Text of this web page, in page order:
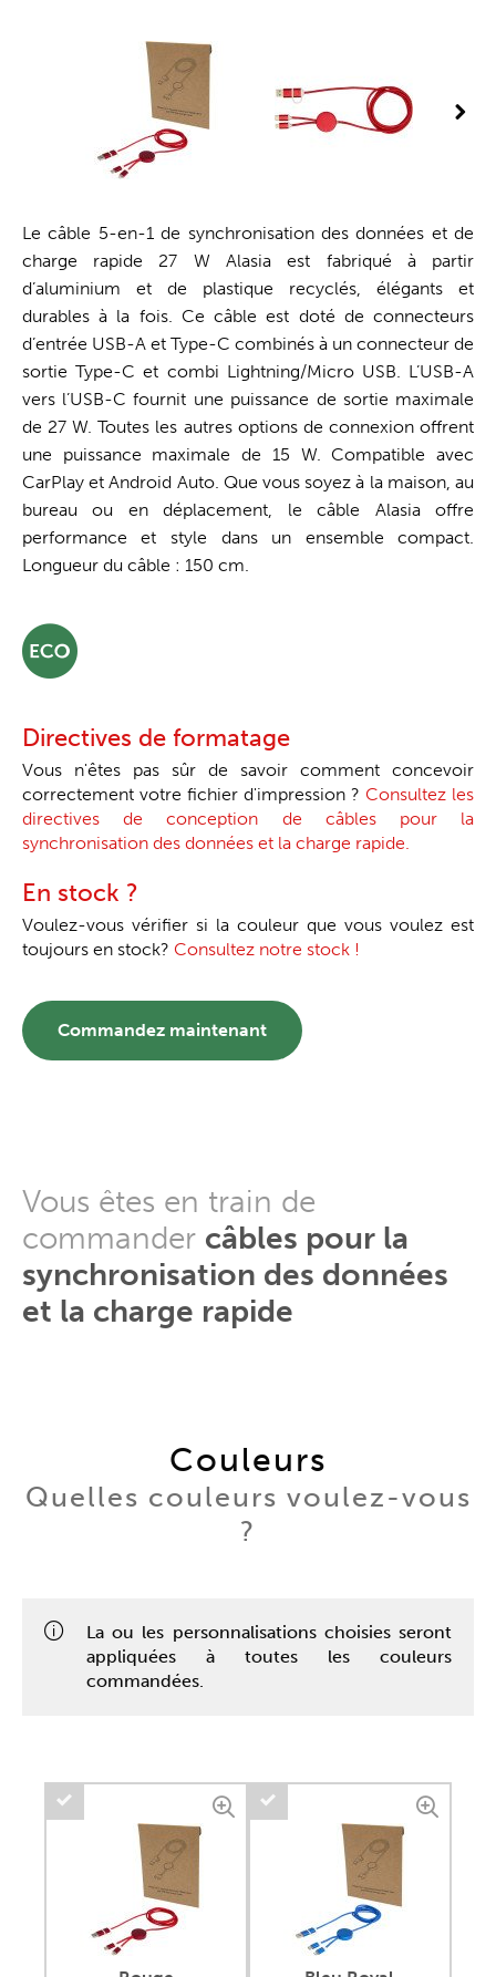
Le câble 5-en-1 de synchronisation des données et de
charge rapide 27 W Alasia est fabriqué à partir
d’aluminium et de plastique recyclés, élégants et
durables à la fois. Ce câble est doté de connecteurs
d’entrée USB-A et Type-C combinés à un connecteur de
sortie Type-C et combi Lightning/Micro USB. L’USB-A
vers l’USB-C fournit une puissance de sortie maximale
de 27 W. Toutes les autres options de connexion offrent
une puissance maximale de 15 W. Compatible avec
CarPlay et Android Auto. Que vous soyez à la maison, au
bureau ou en déplacement, le câble Alasia offre
performance et style dans un ensemble compact.
Longueur du câble : 150 cm.
Directives de formatage
Vous n'êtes pas sûr de savoir comment concevoir
correctement votre fichier d'impression ?Consultez les
directives de conception de câbles pour la
synchronisation des données et la charge rapide.
En stock ?
Voulez-vous vérifier si la couleur que vous voulez est
toujours en stock? Consultez notre stock !
Commandez maintenant
Vous êtes en train de
commander câbles pour la
synchronisation des données
et la charge rapide
Couleurs
Quelles couleurs voulez-vous
?
La ou les personnalisations choisies seront
appliquées à toutes les couleurs
commandées.